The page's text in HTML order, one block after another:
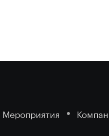
Мероприятия